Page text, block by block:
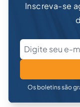
Inscreva-se
Os boletins são